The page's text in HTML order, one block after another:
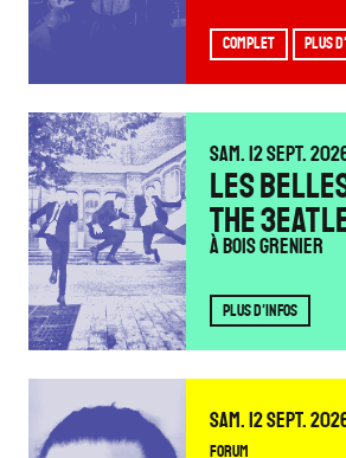
COMPLET PLUS
SAMEDI
SAM. 12SEPT.
LES
THE
À Bois Grenier
PLUS D'INFOS
SAMEDI
SAM. 12SEPT.
FORUM